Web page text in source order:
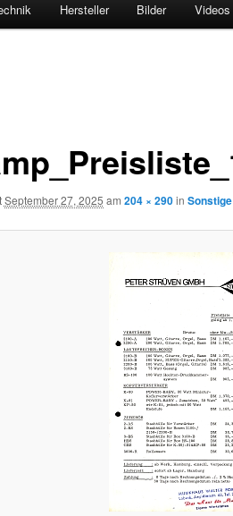
Hersteller Bilder Videos
September 27, 2025 am 204 × 290in